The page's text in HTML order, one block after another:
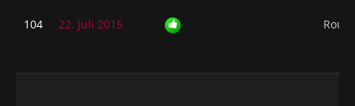
104 22. Juli 2015